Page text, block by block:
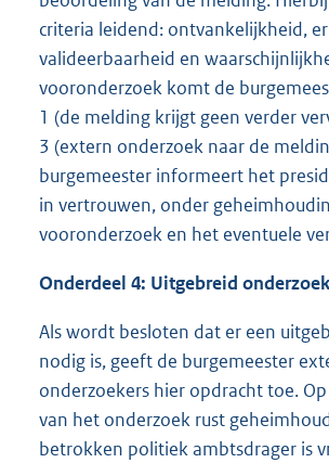
criteria leidend: ontvankelijkheid,
valideerbaarheid en
vooronderzoek komt de
1 (de melding krijgt geen verder
3 (extern onderzoek naar de
burgemeester informeert het
in vertrouwen, onder
vooronderzoek en het eventuele
Onderdeel 4: Uitgebreid onderzoek
Als wordt besloten dat er een
nodig is, geeft de burgemeester
onderzoekers hier opdracht toe.
van het onderzoek rust
betrokken politiek ambtsdrager is